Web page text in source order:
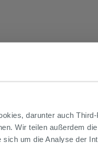
darunter auch
Wir teilen außerdem
um die Analyse der